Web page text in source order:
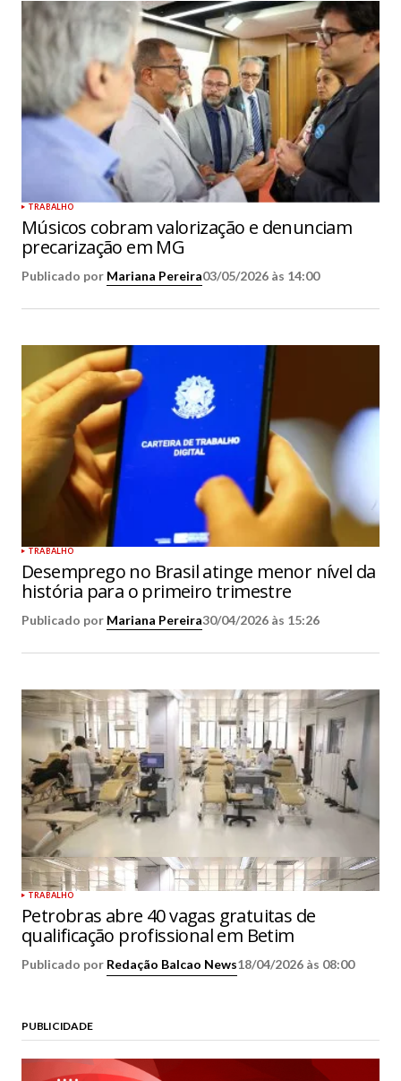
TRABALHO
Músicos cobram valorização e denunciam
precarização em MG
Publicado por Mariana Pereira03/05/2026 às 14:00
TRABALHO
Desemprego no Brasil atinge menor nível da
história para o primeiro trimestre
Publicado por Mariana Pereira30/04/2026 às 15:26
TRABALHO
Petrobras abre 40 vagas gratuitas de
qualificação profissional em Betim
Publicado por Redação Balcao News18/04/2026 às 08:00
PUBLICIDADE